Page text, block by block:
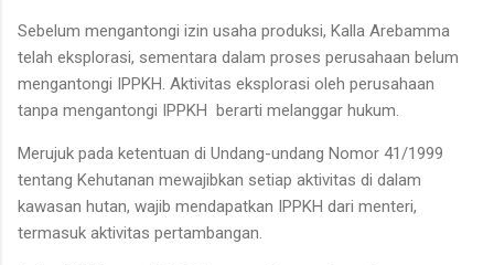
Sebelum mengantongi izin usaha produksi, Kalla Arebamma
telah eksplorasi, sementara dalam proses perusahaan belum
mengantongi IPPKH. Aktivitas eksplorasi oleh perusahaan
tanpa mengantongi IPPKH berarti melanggar hukum.
Merujuk pada ketentuan di Undang-undang Nomor 41/1999
tentang Kehutanan mewajibkan setiap aktivitas di dalam
kawasan hutan, wajib mendapatkan IPPKH dari menteri,
termasuk aktivitas pertambangan.